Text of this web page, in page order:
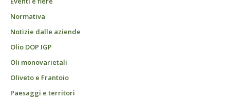
Normativa
Notizie dalle aziende
Olio DOP IGP
Oli monovarietali
Oliveto e Frantoio
Paesaggi e territori